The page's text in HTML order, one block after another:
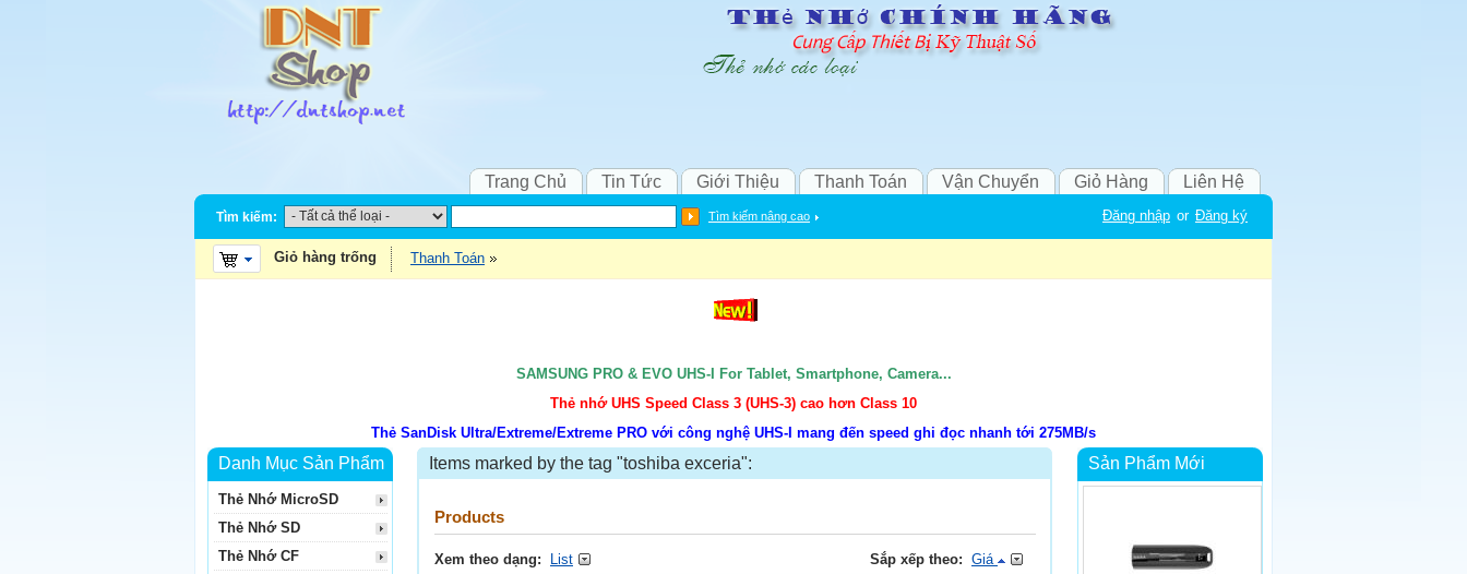
Trang Chủ Tin Tức Giới Thiệu Thanh Toán Vận Chuyển Giỏ Hàng Liên Hệ
Đăng nhập or Đăng ký
Tìm kiếm: Tìm kiếm nâng cao
Giỏ hàng trống Thanh Toán
SAMSUNG PRO & EVO UHS-I For Tablet, Smartphone, Camera...
Thẻ nhớ UHS Speed Class 3 (UHS-3) cao hơn Class 10
Thẻ SanDisk Ultra/Extreme/Extreme PRO với công nghệ UHS-I mang đến speed ghi đọc nhanh tới 275MB/s
Items marked by the tag "toshiba exceria":
Products
Xem theo dạng: List Sắp xếp theo: Giá
Danh Mục Sản Phẩm
Thẻ Nhớ MicroSD
Thẻ Nhớ SD
Thẻ Nhớ CF
Sản Phẩm Mới